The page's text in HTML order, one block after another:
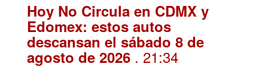
Hoy No Circula en CDMX y
Edomex: estos autos
descansan el sábado 8 de
agosto de 2026 . 21:34